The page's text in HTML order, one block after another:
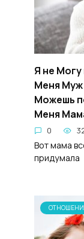
Я не
Meня
Moжешь
Meня
0
Вот мама
придумала